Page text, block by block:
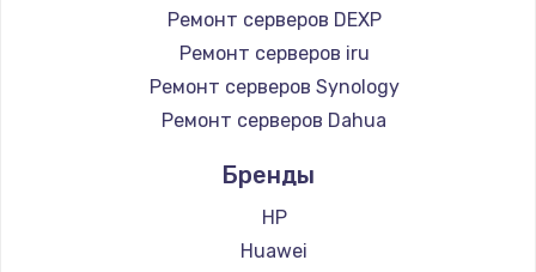
Ремонт серверов DEXP
Ремонт серверов iru
Ремонт серверов Synology
Ремонт серверов Dahua
Бренды
HP
Huawei